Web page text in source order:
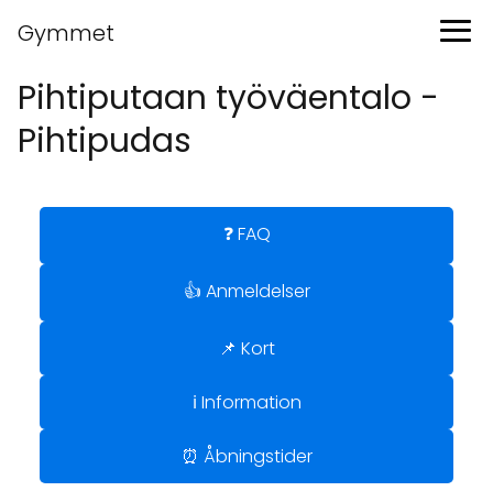
Gymmet
Pihtiputaan työväentalo -
Pihtipudas
❓ FAQ
👍 Anmeldelser
📌 Kort
ℹ️ Information
⏰ Åbningstider